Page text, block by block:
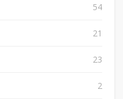
54
21
23
2